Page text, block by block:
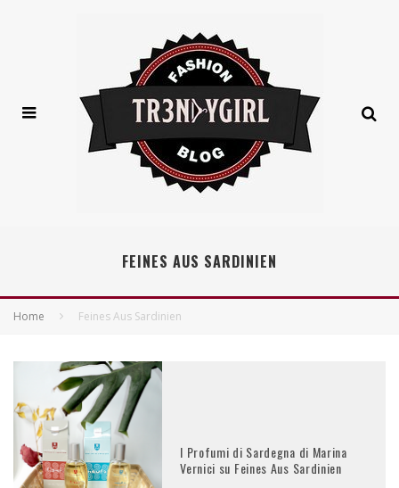
FEINES AUS SARDINIEN
Home Feines Aus Sardinien
I Profumi di Sardegna di Marina
Vernici su Feines Aus Sardinien